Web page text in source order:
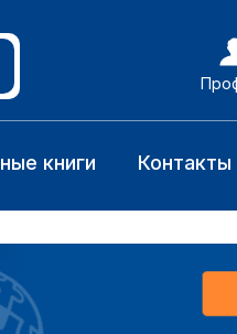
книги Контакты